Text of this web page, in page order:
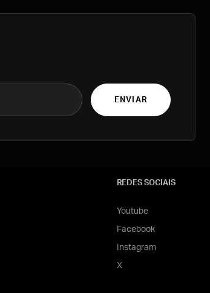
ENVIAR
REDES SOCIAIS
Youtube
Facebook
Instagram
X